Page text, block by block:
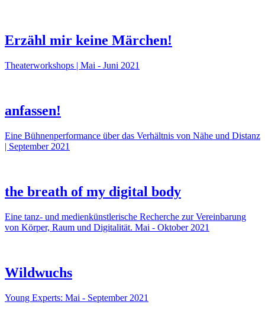
Erzähl mir keine Märchen!
Theaterworkshops | Mai - Juni 2021
anfassen!
Eine Bühnenperformance über das Verhältnis von Nähe und Distanz
| September 2021
the breath of my digital body
Eine tanz- und medienkünstlerische Recherche zur Vereinbarung
von Körper, Raum und Digitalität. Mai - Oktober 2021
Wildwuchs
Young Experts: Mai - September 2021